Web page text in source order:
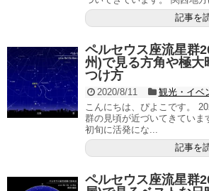
記事を
ペルセウス座流星群
州)で見る方角や極大
つけ方
2020/8/11
観光・イベ
こんにちは、ぴよこです。
群の見頃が近づいてきていま
初旬に活発にな...
記事を
ペルセウス座流星群